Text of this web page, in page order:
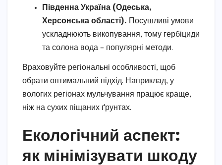
Південна Україна (Одеська,
Херсонська області). Посушливі умови
ускладнюють викопування, тому гербіциди
та солона вода – популярні методи.
Враховуйте регіональні особливості, щоб
обрати оптимальний підхід. Наприклад, у
вологих регіонах мульчування працює краще,
ніж на сухих піщаних ґрунтах.
Екологічний аспект:
як мінімізувати шкоду